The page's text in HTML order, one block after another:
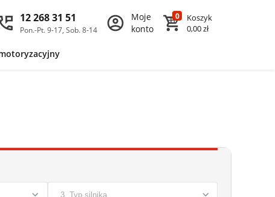
12 268 31 51
Pon.-Pt. 9-17, Sob. 8-14
Moje
konto
0
Koszyk
0,00 zł